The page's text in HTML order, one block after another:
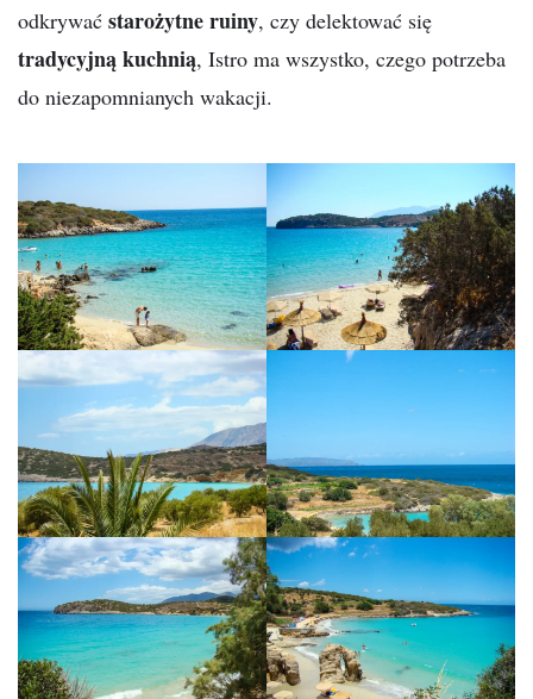
odkrywać starożytne ruiny, czy delektować się
tradycyjną kuchnią, Istro ma wszystko, czego potrzeba
do niezapomnianych wakacji.